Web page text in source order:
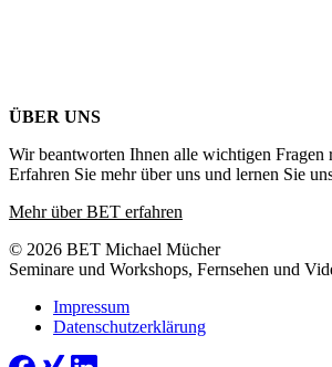
ÜBER UNS
Wir beantworten Ihnen alle wichtigen Fragen
Erfahren Sie mehr über uns und lernen Sie
Mehr über BET erfahren
© 2026 BET Michael Mücher
Seminare und Workshops, Fernsehen und
Impressum
Datenschutzerklärung